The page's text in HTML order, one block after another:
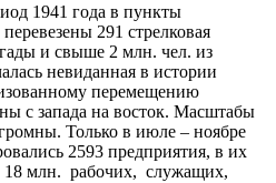
1941 года в пункты
291 стрелковая
и свыше 2 млн. чел. из
невиданная в истории
перемещению
с запада на восток. Масштабы
Только в июле – ноябре
2593 предприятия, в их
18 млн. рабочих, служащих,